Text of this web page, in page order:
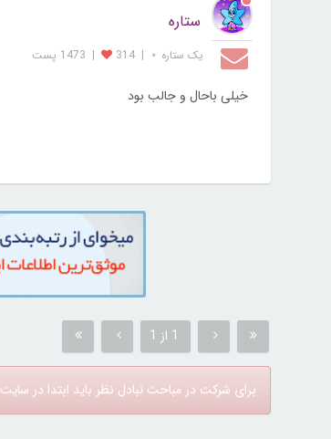
ستاره
یک ستاره ⋆ |
314
| 1473 پست
خیلی باحال و جالب بود
1 از 1
برای شرکت در مباحث تبادل نظر باید ابتدا در سایت